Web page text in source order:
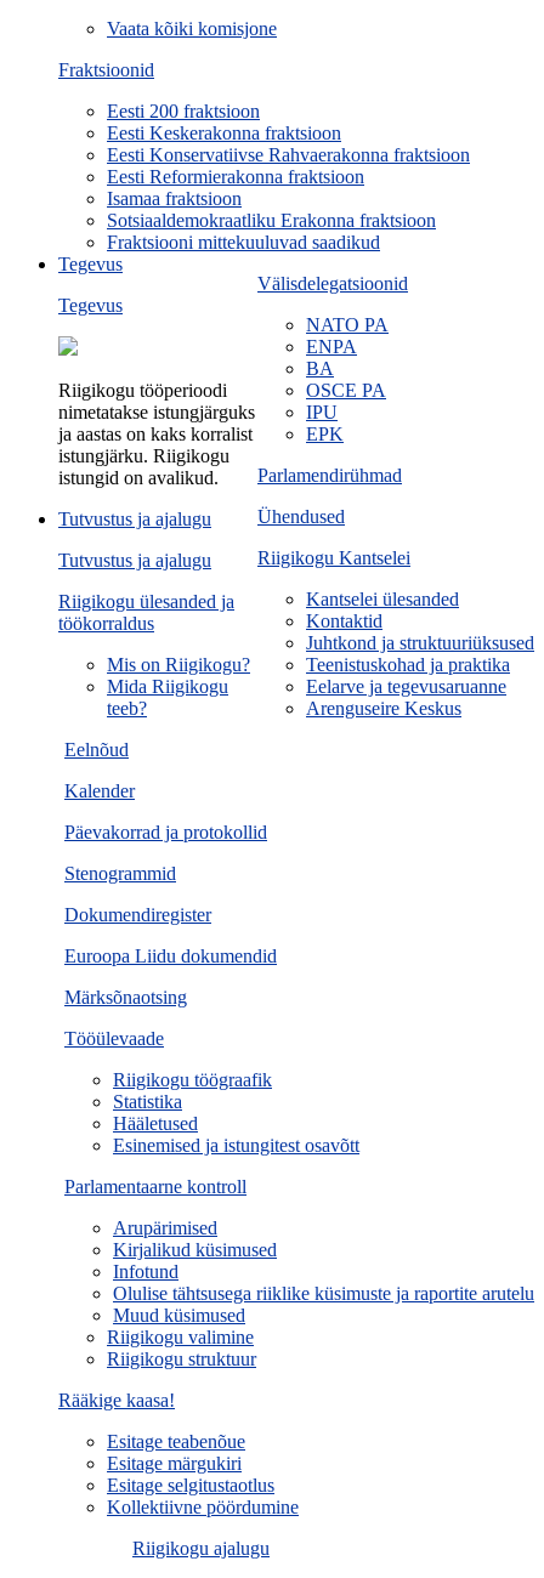
Vaata kõiki komisjone
Fraktsioonid
Eesti 200 fraktsioon
Eesti Keskerakonna fraktsioon
Eesti Konservatiivse Rahvaerakonna fraktsioon
Eesti Reformierakonna fraktsioon
Isamaa fraktsioon
Sotsiaaldemokraatliku Erakonna fraktsioon
Fraktsiooni mittekuuluvad saadikud
Välisdelegatsioonid
NATO PA
ENPA
BA
OSCE PA
IPU
EPK
Parlamendirühmad
Ühendused
Riigikogu Kantselei
Kantselei ülesanded
Kontaktid
Juhtkond ja struktuuriüksused
Teenistuskohad ja praktika
Eelarve ja tegevusaruanne
Arenguseire Keskus
Tegevus
Tegevus
Riigikogu tööperioodi
nimetatakse istungjärguks
ja aastas on kaks korralist
istungjärku. Riigikogu
istungid on avalikud.
Eelnõud
Kalender
Päevakorrad ja protokollid
Stenogrammid
Dokumendiregister
Euroopa Liidu dokumendid
Märksõnaotsing
Tööülevaade
Riigikogu töögraafik
Statistika
Hääletused
Esinemised ja istungitest osavõtt
Parlamentaarne kontroll
Arupärimised
Kirjalikud küsimused
Infotund
Olulise tähtsusega riiklike küsimuste ja raportite arutelu
Muud küsimused
Tutvustus ja ajalugu
Tutvustus ja ajalugu
Riigikogu ülesanded ja
töökorraldus
Mis on Riigikogu?
Mida Riigikogu
teeb?
Riigikogu valimine
Riigikogu struktuur
Rääkige kaasa!
Esitage teabenõue
Esitage märgukiri
Esitage selgitustaotlus
Kollektiivne pöördumine
Riigikogu ajalugu